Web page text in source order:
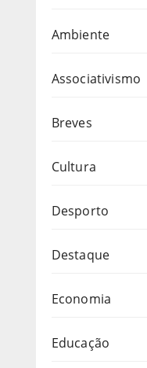
Ambiente
Associativismo
Breves
Cultura
Desporto
Destaque
Economia
Educação